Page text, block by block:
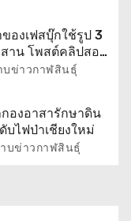
องเฟสบุ๊กใช้รูป 3
าน โพสต์คลิปสอน
บข่าวกาฬสินธุ์
องอาสารักษาดิน
ไฟป่าเชียงใหม่
บข่าวกาฬสินธุ์